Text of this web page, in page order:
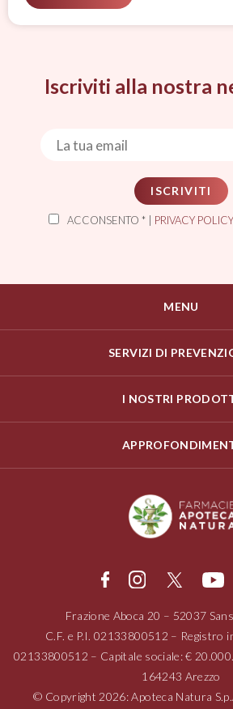
Iscriviti alla nostra
ISCRIVITI
ACCONSENTO * | PRIVACY POLICY
MENU
SERVIZI DI
I NOSTRI
Frazione Aboca 20 – 52037
C.F. e P.I.02133800512 – Registro
02133800512 – Capitale sociale: €
164243 Arezzo
© Copyright 2026: Apoteca Natura